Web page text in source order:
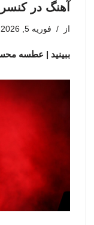
آهنگ در
از فوریه 5, 2026
ببینید | عطسه